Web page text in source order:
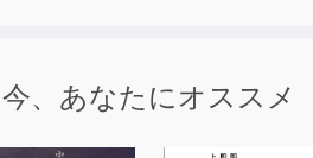
今、あなたにオススメ